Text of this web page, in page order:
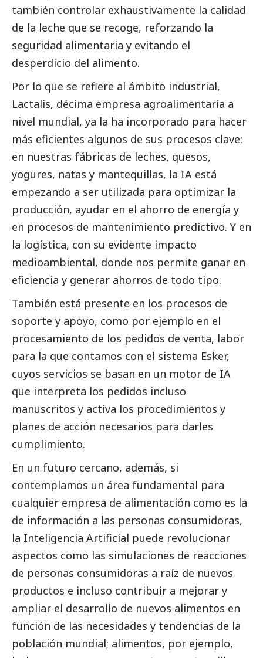
también controlar exhaustivamente la calidad
de la leche que se recoge, reforzando la
seguridad alimentaria y evitando el
desperdicio del alimento.
Por lo que se refiere al ámbito industrial,
Lactalis, décima empresa agroalimentaria a
nivel mundial, ya la ha incorporado para hacer
más eficientes algunos de sus procesos clave:
en nuestras fábricas de leches, quesos,
yogures, natas y mantequillas, la IA está
empezando a ser utilizada para optimizar la
producción, ayudar en el ahorro de energía y
en procesos de mantenimiento predictivo. Y en
la logística, con su evidente impacto
medioambiental, donde nos permite ganar en
eficiencia y generar ahorros de todo tipo.
También está presente en los procesos de
soporte y apoyo, como por ejemplo en el
procesamiento de los pedidos de venta, labor
para la que contamos con el sistema Esker,
cuyos servicios se basan en un motor de IA
que interpreta los pedidos incluso
manuscritos y activa los procedimientos y
planes de acción necesarios para darles
cumplimiento.
En un futuro cercano, además, si
contemplamos un área fundamental para
cualquier empresa de alimentación como es la
de información a las personas consumidoras,
la Inteligencia Artificial puede revolucionar
aspectos como las simulaciones de reacciones
de personas consumidoras a raíz de nuevos
productos e incluso contribuir a mejorar y
ampliar el desarrollo de nuevos alimentos en
función de las necesidades y tendencias de la
población mundial; alimentos, por ejemplo,